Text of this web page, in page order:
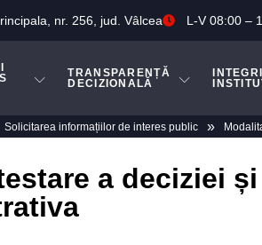
nr. 256, jud. Vâlcea L-V 08:00 –
TRANSPARENȚĂ
DECIZIONALĂ
Solicitarea informațiilor de interes public »
a deciziei